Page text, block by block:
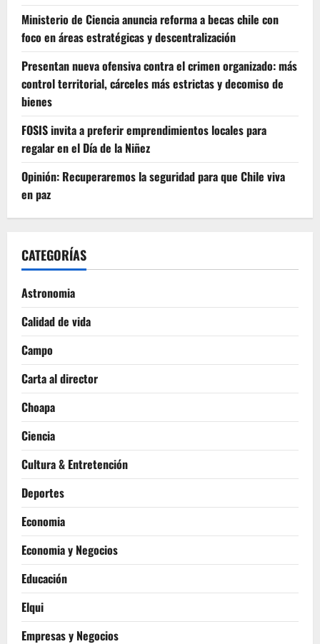
Ministerio de Ciencia anuncia reforma a becas chile con
foco en áreas estratégicas y descentralización
Presentan nueva ofensiva contra el crimen organizado: más
control territorial, cárceles más estrictas y decomiso de
bienes
FOSIS invita a preferir emprendimientos locales para
regalar en el Día de la Niñez
Opinión: Recuperaremos la seguridad para que Chile viva
en paz
CATEGORÍAS
Astronomia
Calidad de vida
Campo
Carta al director
Choapa
Ciencia
Cultura & Entretención
Deportes
Economia
Economia y Negocios
Educación
Elqui
Empresas y Negocios